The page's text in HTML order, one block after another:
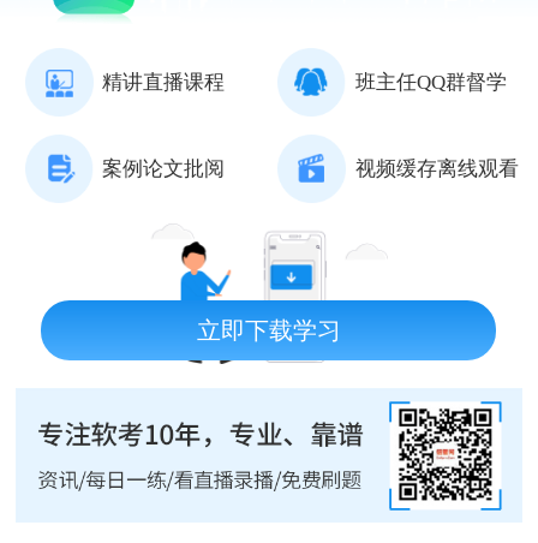
精讲直播课程 班主任QQ群督学
案例论文批阅 视频缓存离线观看
立即下载学习